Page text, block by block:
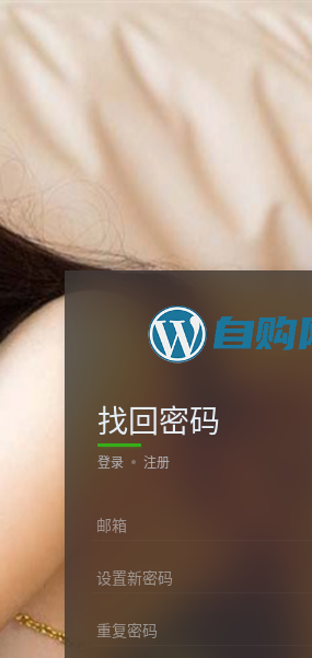
找回密码
登录 注册
邮箱
设置新密码
重复密码